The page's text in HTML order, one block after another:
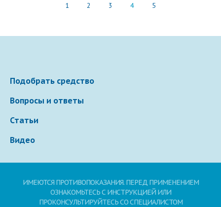
1 2 3 4 5
Подобрать средство
Вопросы и ответы
Статьи
Видео
ИМЕЮТСЯ ПРОТИВОПОКАЗАНИЯ. ПЕРЕД ПРИМЕНЕНИЕМ
ОЗНАКОМЬТЕСЬ С ИНСТРУКЦИЕЙ ИЛИ
ПРОКОНСУЛЬТИРУЙТЕСЬ СО СПЕЦИАЛИСТОМ